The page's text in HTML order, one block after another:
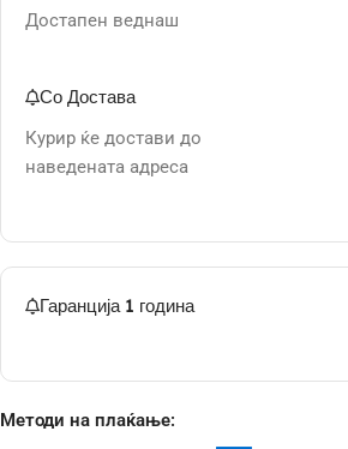
Достапен веднаш
Со Достава
Курир ќе достави до
наведената адреса
Гаранција 1 година
Методи на плаќање: